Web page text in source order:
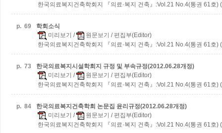
한국의료복지건축학회지 『의료·복지 건축』:Vol.21 No.4(통권 61호)
p. 69
학회소식
미리보기 / 원문보기 / 편집부(Editor)
한국의료복지건축학회지 『의료·복지 건축』:Vol.21 No.4(통권 61호)
p. 73
한국의료복지시설학회지 규정 및 부속규정(2012.06.28개정)
미리보기 / 원문보기 / 편집부(Editor)
한국의료복지건축학회지 『의료·복지 건축』:Vol.21 No.4(통권 61호)
p. 84
한국의료복지건축학회 논문집 윤리규정(2012.06.28개정)
미리보기 / 원문보기 / 편집부(Editor)
한국의료복지건축학회지 『의료·복지 건축』:Vol.21 No.4(통권 61호)